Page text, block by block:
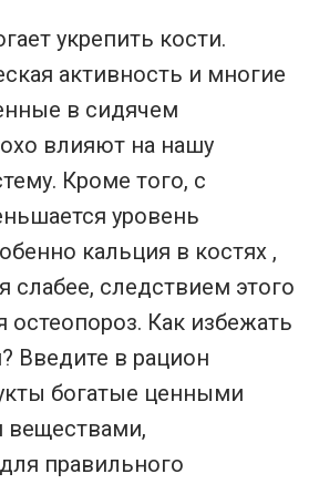
укрепить кости.
активность и многие
в сидячем
влияют на нашу
Кроме того, с
уровень
кальция в костях ,
слабее, следствием этого
остеопороз. Как избежать
Введите в рацион
богатые ценными
веществами,
правильного